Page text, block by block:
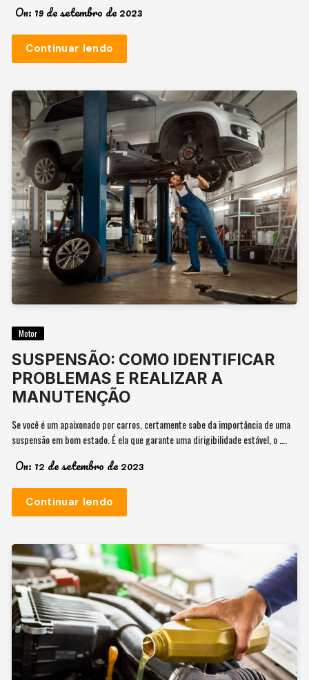
On: 19 de setembro de 2023
Continuar lendo
Motor
SUSPENSÃO: COMO IDENTIFICAR
PROBLEMAS E REALIZAR A
MANUTENÇÃO
Se você é um apaixonado por carros, certamente sabe da importância de uma
suspensão em bom estado. É ela que garante uma dirigibilidade estável, o ….
On: 12 de setembro de 2023
Continuar lendo